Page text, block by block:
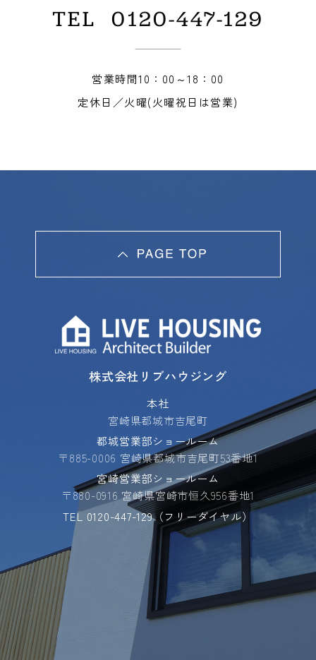
TEL 0120-447-129
営業時間10：00～18：00
定休日／火曜(火曜祝日は営業)
株式会社リブハウジング
本社
宮崎県都城市吉尾町
都城営業部ショールーム
〒885-0006 宮崎県都城市吉尾町53番地1
宮崎営業部ショールーム
〒880-0916 宮崎県宮崎市恒久956番地1
TEL0120-447-129（フリーダイヤル）